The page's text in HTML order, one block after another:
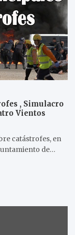
, Simulacro
Vientos
catástrofes, en
de…